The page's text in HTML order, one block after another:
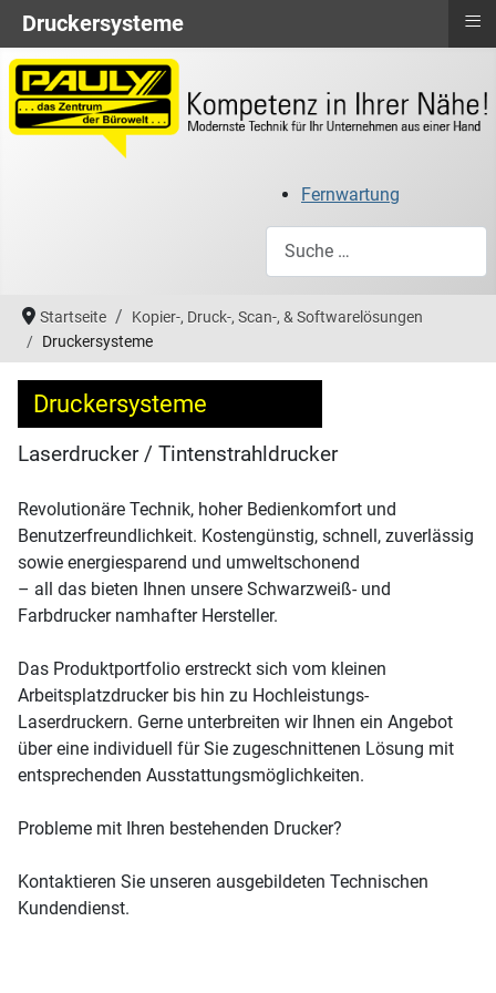
Fernwartung
Startseite
Kopier-, Druck-, Scan-, & Softwarelösungen
Druckersysteme
Druckersysteme
Laserdrucker / Tintenstrahldrucker
Revolutionäre Technik, hoher Bedienkomfort und
Benutzerfreundlichkeit. Kostengünstig, schnell, zuverlässig
sowie energiesparend und umweltschonend
– all das bieten Ihnen unsere Schwarzweiß- und
Farbdrucker namhafter Hersteller.
Das Produktportfolio erstreckt sich vom kleinen
Arbeitsplatzdrucker bis hin zu Hochleistungs-
Laserdruckern. Gerne unterbreiten wir Ihnen ein Angebot
über eine individuell für Sie zugeschnittenen Lösung mit
entsprechenden Ausstattungsmöglichkeiten.
Probleme mit Ihren bestehenden Drucker?
Kontaktieren Sie unseren ausgebildeten Technischen
Kundendienst.
Druckersysteme ≡